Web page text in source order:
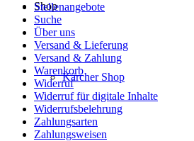
Shop
Kärcher Shop
Stellenangebote
Suche
Über uns
Versand & Lieferung
Versand & Zahlung
Warenkorb
Widerruf
Widerruf für digitale Inhalte
Widerrufsbelehrung
Zahlungsarten
Zahlungsweisen